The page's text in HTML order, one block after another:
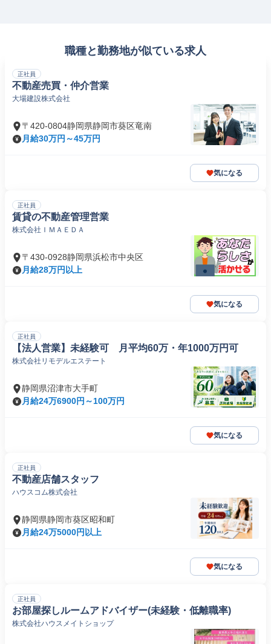
職種と勤務地が似ている求人
正社員
不動産売買・仲介営業
大場建設株式会社
〒420-0804静岡県静岡市葵区竜南
月給30万円～45万円
気になる
正社員
賃貸の不動産管理営業
株式会社ＩＭＡＥＤＡ
〒430-0928静岡県浜松市中央区
月給28万円以上
気になる
正社員
【法人営業】未経験可 月平均60万・年1000万円可
株式会社リモデルエステート
静岡県沼津市大手町
月給24万6900円～100万円
気になる
正社員
不動産店舗スタッフ
ハウスコム株式会社
静岡県静岡市葵区昭和町
月給24万5000円以上
気になる
正社員
お部屋探しルームアドバイザー(未経験・低離職率)
株式会社ハウスメイトショップ